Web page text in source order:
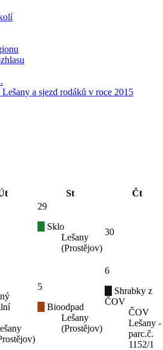
a sjezd rodáků v roce 2015
St
Čt
29
Sklo
Lešany
(Prostějov)
30
5
Bioodpad
Lešany
(Prostějov)
6
Shrabky z
ČOV
ČOV
Lešany -
parc.č.
1152/1